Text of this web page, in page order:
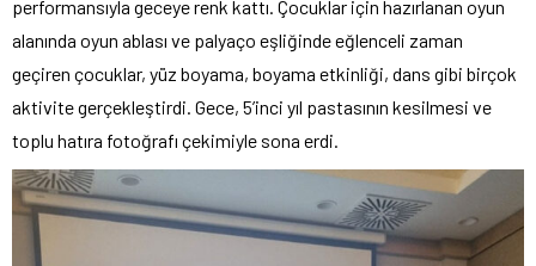
performansıyla geceye renk kattı. Çocuklar için hazırlanan oyun
alanında oyun ablası ve palyaço eşliğinde eğlenceli zaman
geçiren çocuklar, yüz boyama, boyama etkinliği, dans gibi birçok
aktivite gerçekleştirdi. Gece, 5’inci yıl pastasının kesilmesi ve
toplu hatıra fotoğrafı çekimiyle sona erdi.